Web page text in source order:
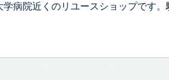
病院近くのリユースショップです